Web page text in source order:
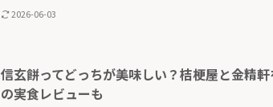
2026-06-03
信玄餅ってどっちが美味しい？桔梗屋と金精
の実食レビューも